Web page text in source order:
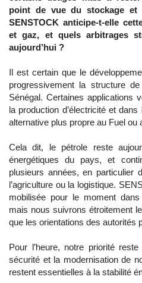
point de vue du stockage et
SENSTOCK anticipe-t-elle
et gaz, et quels arbitrages
aujourd’hui ?
Il est certain que le
progressivement la structure
Sénégal. Certaines applications
la production d’électricité et
alternative plus propre au Fuel ou
Cela dit, le pétrole reste
énergétiques du pays, et
plusieurs années, en particulier
l’agriculture ou la logistique.
mobilisée pour le moment dans
mais nous suivrons étroitement
que les orientations des autorités
Pour l’heure, notre priorité
sécurité et la modernisation de
restent essentielles à la stabilité